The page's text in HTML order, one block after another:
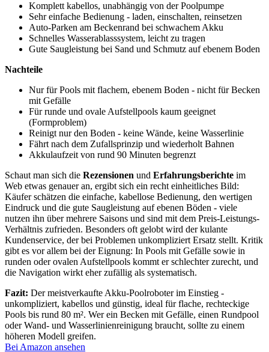
Komplett kabellos, unabhängig von der Poolpumpe
Sehr einfache Bedienung - laden, einschalten, reinsetzen
Auto-Parken am Beckenrand bei schwachem Akku
Schnelles Wasserablasssystem, leicht zu tragen
Gute Saugleistung bei Sand und Schmutz auf ebenem Boden
Nachteile
Nur für Pools mit flachem, ebenem Boden - nicht für Becken
mit Gefälle
Für runde und ovale Aufstellpools kaum geeignet
(Formproblem)
Reinigt nur den Boden - keine Wände, keine Wasserlinie
Fährt nach dem Zufallsprinzip und wiederholt Bahnen
Akkulaufzeit von rund 90 Minuten begrenzt
Schaut man sich die Rezensionen und Erfahrungsberichte im
Web etwas genauer an, ergibt sich ein recht einheitliches Bild:
Käufer schätzen die einfache, kabellose Bedienung, den wertigen
Eindruck und die gute Saugleistung auf ebenen Böden - viele
nutzen ihn über mehrere Saisons und sind mit dem Preis-Leistungs-
Verhältnis zufrieden. Besonders oft gelobt wird der kulante
Kundenservice, der bei Problemen unkompliziert Ersatz stellt. Kritik
gibt es vor allem bei der Eignung: In Pools mit Gefälle sowie in
runden oder ovalen Aufstellpools kommt er schlechter zurecht, und
die Navigation wirkt eher zufällig als systematisch.
Fazit: Der meistverkaufte Akku-Poolroboter im Einstieg -
unkompliziert, kabellos und günstig, ideal für flache, rechteckige
Pools bis rund 80 m². Wer ein Becken mit Gefälle, einen Rundpool
oder Wand- und Wasserlinienreinigung braucht, sollte zu einem
höheren Modell greifen.
Bei Amazon ansehen